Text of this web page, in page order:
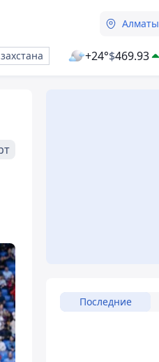
Алматы
+24°$469.93
Последние